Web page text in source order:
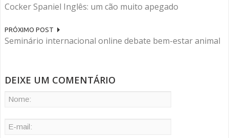
Cocker Spaniel Inglês: um cão muito apegado
PRÓXIMO POST
Seminário internacional online debate bem-estar animal
DEIXE UM COMENTÁRIO